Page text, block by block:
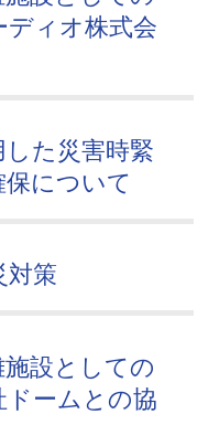
ディオ株式会
た災害時緊
について
対策
設としての
ドームとの協